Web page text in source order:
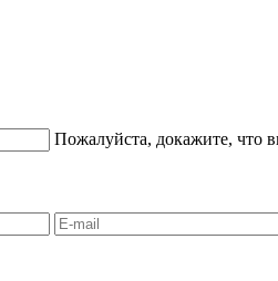
Пожалуйста, докажите, что